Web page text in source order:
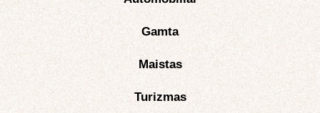
Gamta
Maistas
Turizmas